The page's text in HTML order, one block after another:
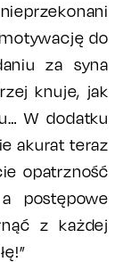
do
za syna
knuje, jak
W dodatku
akurat teraz
opatrzność
postępowe
z każdej